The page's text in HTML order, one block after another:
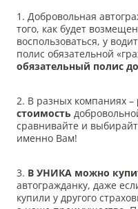
1. Добровольная
того, как будет
воспользоваться, у
полис обязательной
обязательный полис
2. В разных компаниях –
стоимость
сравнивайте и
именно Вам!
3. В УНИКА можно
автогражданку, даже
купили у другого